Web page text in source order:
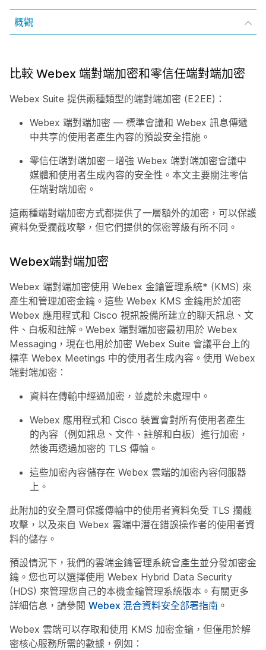
概觀
比較 Webex 端對端加密和零信任端對端加密
Webex Suite 提供兩種類型的端對端加密 (E2EE)：
Webex 端對端加密 — 標準會議和 Webex 訊息傳遞
中共享的使用者產生內容的預設安全措施。
零信任端對端加密－增強 Webex 端對端加密會議中
媒體和使用者生成內容的安全性。本文主要關注零信
任端對端加密。
這兩種端對端加密方式都提供了一層額外的加密，可以保護
資料免受攔截攻擊，但它們提供的保密等級有所不同。
Webex端對端加密
Webex 端對端加密使用 Webex 金鑰管理系統* (KMS) 來
產生和管理加密金鑰。這些 Webex KMS 金鑰用於加密
Webex 應用程式和 Cisco 視訊設備所建立的聊天訊息、文
件、白板和註解。Webex 端對端加密最初用於 Webex
Messaging，現在也用於加密 Webex Suite 會議平台上的
標準 Webex Meetings 中的使用者生成內容。使用 Webex
端對端加密：
資料在傳輸中經過加密，並處於未處理中。
Webex 應用程式和 Cisco 裝置會對所有使用者產生
的內容（例如訊息、文件、註解和白板）進行加密，
然後再透過加密的 TLS 傳輸。
這些加密內容儲存在 Webex 雲端的加密內容伺服器
上。
此附加的安全層可保護傳輸中的使用者資料免受 TLS 攔截
攻擊，以及來自 Webex 雲端中潛在錯誤操作者的使用者資
料的儲存。
預設情況下，我們的雲端金鑰管理系統會產生並分發加密金
鑰。您也可以選擇使用 Webex Hybrid Data Security
(HDS) 來管理您自己的本機金鑰管理系統版本。有關更多
詳細信息，請參閱 Webex 混合資料安全部署指南 。
Webex 雲端可以存取和使用 KMS 加密金鑰，但僅用於解
密核心服務所需的數據，例如：